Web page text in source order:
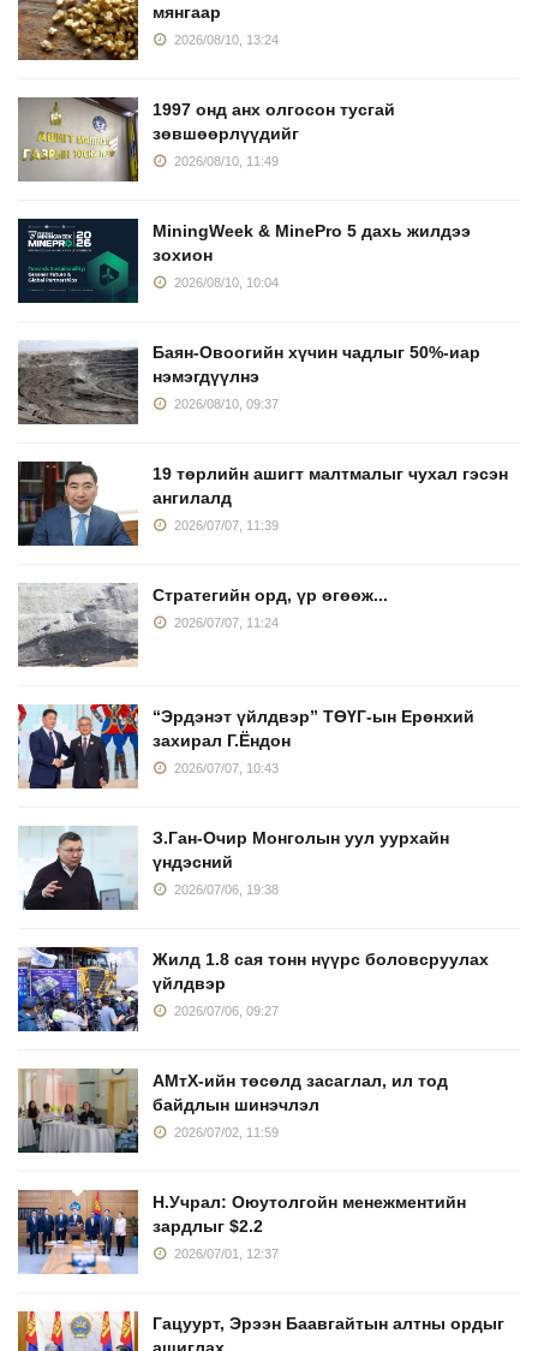
мянгаар
2026/08/10, 13:24
1997 онд анх олгосон тусгай
зөвшөөрлүүдийг
2026/08/10, 11:49
MiningWeek & MinePro 5 дахь жилдээ
зохион
2026/08/10, 10:04
Баян-Овоогийн хүчин чадлыг 50%-иар
нэмэгдүүлнэ
2026/08/10, 09:37
19 төрлийн ашигт малтмалыг чухал гэсэн
ангилалд
2026/07/07, 11:39
Стратегийн орд, үр өгөөж...
2026/07/07, 11:24
“Эрдэнэт үйлдвэр” ТӨҮГ-ын Ерөнхий
захирал Г.Ёндон
2026/07/07, 10:43
З.Ган-Очир Монголын уул уурхайн
үндэсний
2026/07/06, 19:38
Жилд 1.8 сая тонн нүүрс боловсруулах
үйлдвэр
2026/07/06, 09:27
АМтХ-ийн төсөлд засаглал, ил тод
байдлын шинэчлэл
2026/07/02, 11:59
Н.Учрал: Оюутолгойн менежментийн
зардлыг $2.2
2026/07/01, 12:37
Гацуурт, Эрээн Баавгайтын алтны ордыг
ашиглах